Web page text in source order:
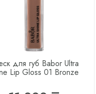
для губ Babor Ultra
Lip Gloss 01 Bronze